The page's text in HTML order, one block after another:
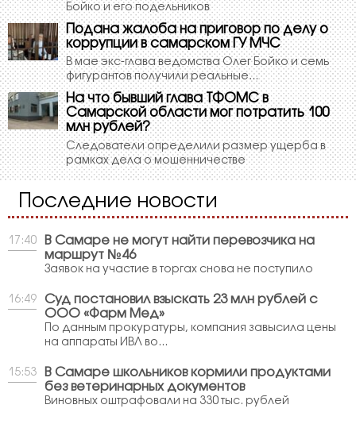
Бойко и его подельников
Подана жалоба на приговор по делу о
коррупции в самарском ГУ МЧС
В мае экс-глава ведомства Олег Бойко и семь
фигурантов получили реальные...
На что бывший глава ТФОМС в
Самарской области мог потратить 100
млн рублей?
Следователи определили размер ущерба в
рамках дела о мошенничестве
Последние новости
17:40
В Самаре не могут найти перевозчика на
маршрут №46
Заявок на участие в торгах снова не поступило
16:49
Суд постановил взыскать 23 млн рублей с
ООО «Фарм Мед»
По данным прокуратуры, компания завысила цены
на аппараты ИВЛ во...
15:53
В Самаре школьников кормили продуктами
без ветеринарных документов
Виновных оштрафовали на 330 тыс. рублей